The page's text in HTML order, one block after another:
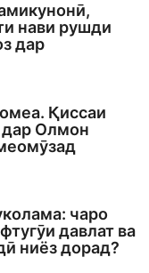
нави рушди
дар
Қиссаи
дар Олмон
чаро
давлат ва
ниёз дорад?